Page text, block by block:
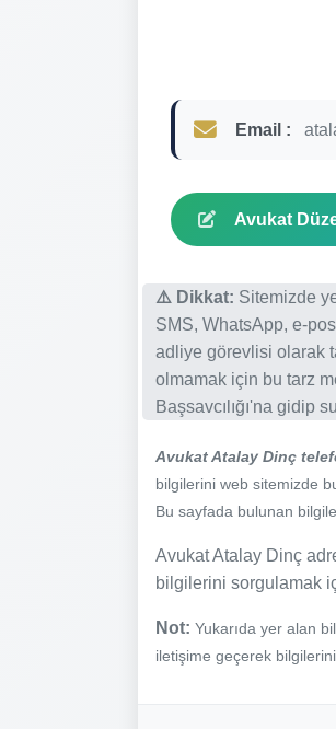
Email :
Avukat
⚠️ Dikkat: Sitemizde
SMS, WhatsApp, e-
adliye görevlisi olarak
olmamak için bu tarz
Başsavcılığı'na gidip
Avukat Atalay Dinç
bilgilerini web sitemizde
Bu sayfada bulunan
Avukat Atalay Dinç
bilgilerini sorgulamak
Not: Yukarıda yer alan
iletişime geçerek